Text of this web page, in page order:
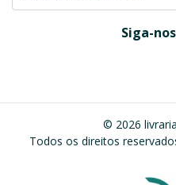
Siga-
© 2026
Todos os direitos